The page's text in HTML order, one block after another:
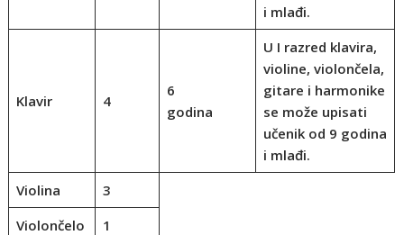
i mlađi.
Klavir 4
6
godina
U I razred klavira,
violine, violončela,
gitare i harmonike
se može upisati
učenik od 9 godina
i mlađi.
Violina
3
Violončelo
1